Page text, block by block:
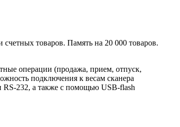
товаров. Память на 20 000 товаров.
операции (продажа, прием, отпуск,
подключения к весам сканера
232, а также с помощью USB-flash